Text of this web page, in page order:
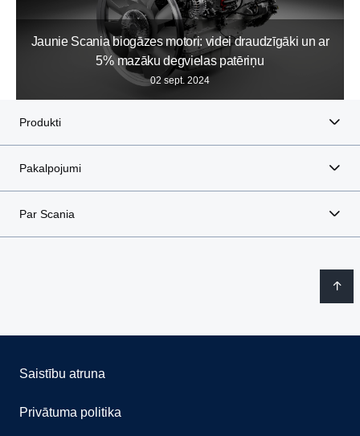
Jaunie Scania biogāzes motori: videi draudzīgāki un ar
5% mazāku degvielas patēriņu
02 sept. 2024
Produkti
Pakalpojumi
Par Scania
Saistību atruna
Privātuma politika